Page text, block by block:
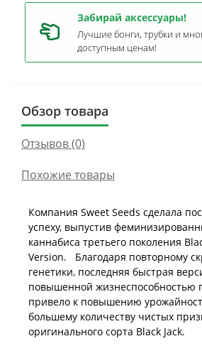
Забирай аксессуары!
Лучшие бонги, трубки и
доступным ценам!
Обзор товара
Отзывов (0)
Похожие товары
Компания Sweet Seeds сделала
успеху, выпустив
каннабиса третьего поколения
Version. Благодаря повторному
генетики, последняя быстрая
повышенной жизнеспособностью
привело к повышению
большему количеству чистых
оригинального сорта Black Jack.